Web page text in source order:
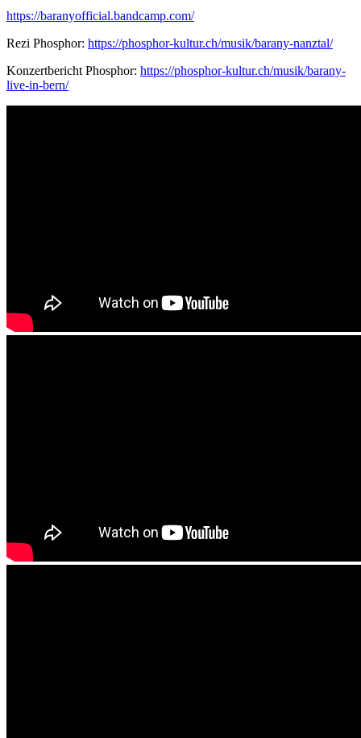
https://baranyofficial.bandcamp.com/
Rezi Phosphor: https://phosphor-kultur.ch/musik/barany-nanztal/
Konzertbericht Phosphor: https://phosphor-kultur.ch/musik/barany-
live-in-bern/